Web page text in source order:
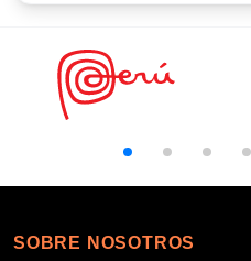
SOBRE NOSOTROS